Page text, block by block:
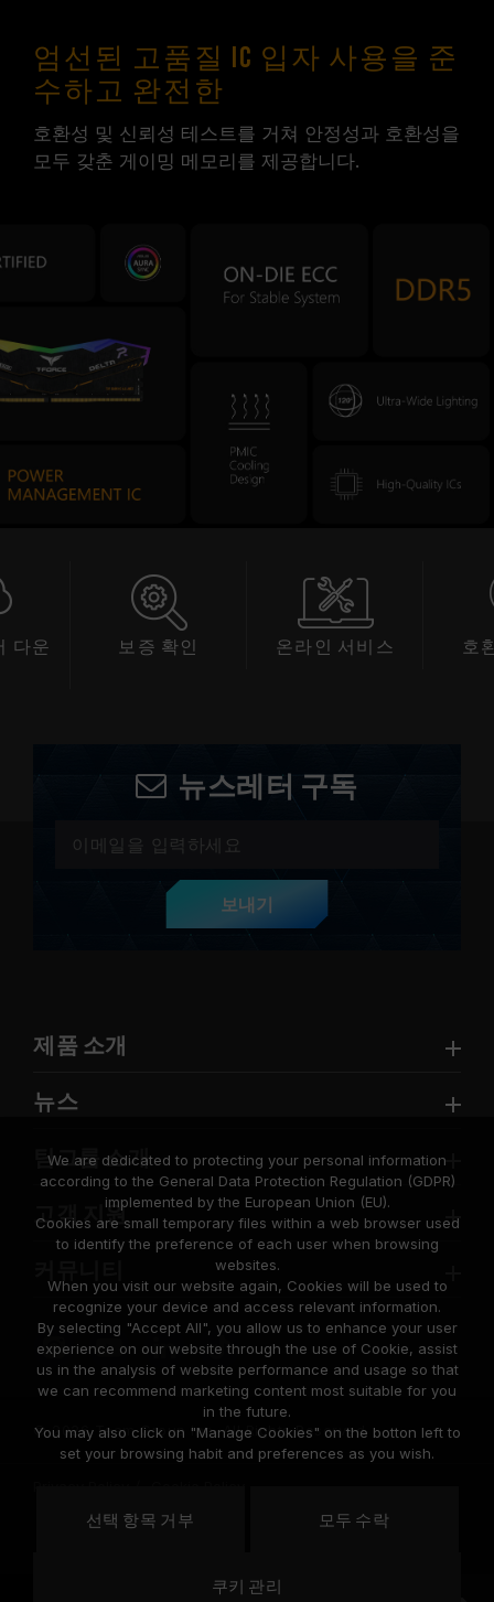
엄선된 고품질 IC 입자 사용을 준
수하고 완전한
호환성 및 신뢰성 테스트를 거쳐 안정성과 호환성을
모두 갖춘 게이밍 메모리를 제공합니다.
다운
보증 확인 온라인 서비스 호
뉴스레터 구독
보내기
제품 소개
뉴스
팀그룹 소개
고객 지원
© 2026 Team Group Inc. All Rights Reserved.
United
We are dedicated to protecting your personal information
according to the General Data Protection Regulation (GDPR)
implemented by the European Union (EU).
Cookies are small temporary files within a web browser used
to identify the preference of each user when browsing
websites.
When you visit our website again, Cookies will be used to
recognize your device and access relevant information.
By selecting "Accept All", you allow us to enhance your user
experience on our website through the use of Cookie, assist
us in the analysis of website performance and usage so that
we can recommend marketing content most suitable for you
in the future.
You may also click on "Manage Cookies" on the botton left to
set your browsing habit and preferences as you wish.
선택 항목 거부 모두 수락
쿠키 관리